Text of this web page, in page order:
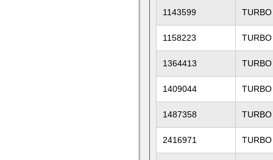
1143599
1158223
1364413
1409044
1487358
2416971